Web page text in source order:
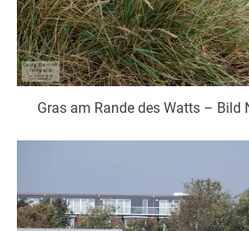
Gras am Rande des Watts – Bild